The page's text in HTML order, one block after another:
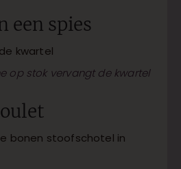
een spies
kwartel
op stok vervangt de kwartel
bonen stoofschotel in